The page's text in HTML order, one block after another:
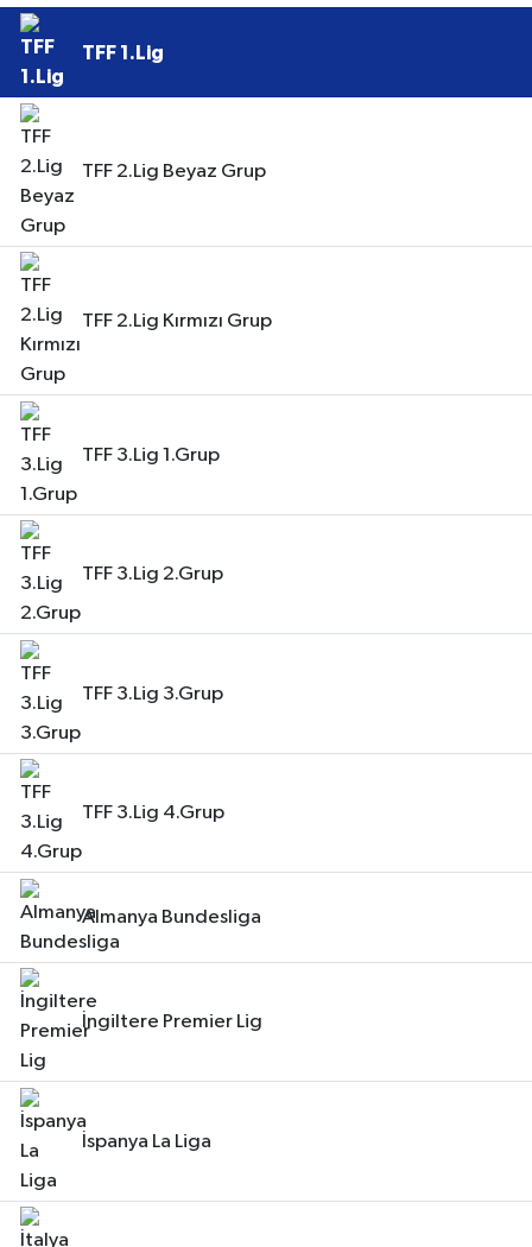
TFF 1.Lig
TFF 2.Lig Beyaz Grup
TFF 2.Lig Kırmızı Grup
TFF 3.Lig 1.Grup
TFF 3.Lig 2.Grup
TFF 3.Lig 3.Grup
TFF 3.Lig 4.Grup
Almanya Bundesliga
İngiltere Premier Lig
İspanya La Liga